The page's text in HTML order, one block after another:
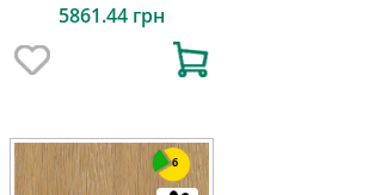
5861.44 грн
6